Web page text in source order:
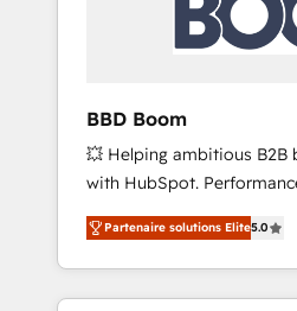
future.” Others agree it is
measurable impact.
BBD Boom
💥 Helping ambitious B2B
with HubSpot.
BBD Boom is the
to HubSpot Better. We
solve all your HubSpot
adoption, sales process
Partenaire solutions Elite5.0